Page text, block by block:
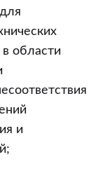
области
и